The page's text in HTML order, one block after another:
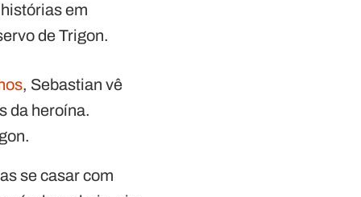
em
de Trigon.
, Sebastian vê
da heroína.
se casar com